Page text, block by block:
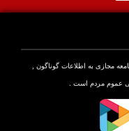
مجازی به اطلاعات گوناگون ,
عموم مردم است .